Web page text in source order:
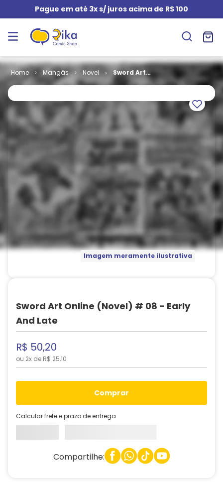
Pague em até 3x s/ juros acima de R$ 100
Mangás Novel
Sword Art
Online (Novel)
and Late
Imagem meramente ilustrativa
Sword Art Online (Novel) # 08 - Early
And Late
R$ 50,20
ou 2x de R$ 25,10
comprar
Calcular frete e prazo de entrega
Compartilhe: